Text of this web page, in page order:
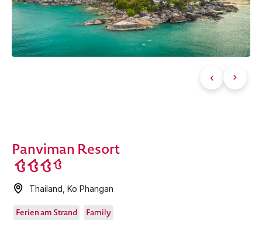
Panviman Resort
Thailand ,Ko Phangan
Ferien am Strand Family